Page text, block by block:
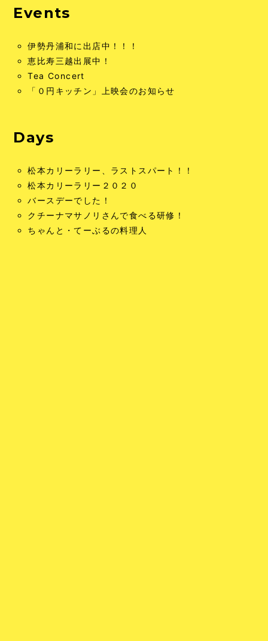
Events
伊勢丹浦和に出店中！！！
恵比寿三越出展中！
Tea Concert
「０円キッチン」上映会のお知らせ
Days
松本カリーラリー、ラストスパート！！
松本カリーラリー２０２０
バースデーでした！
クチーナマサノリさんで食べる研修！
ちゃんと・てーぶるの料理人